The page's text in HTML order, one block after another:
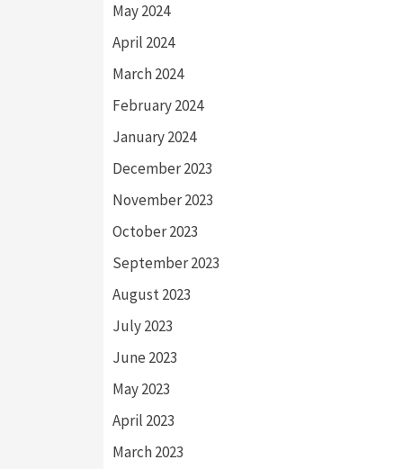
May 2024
April 2024
March 2024
February 2024
January 2024
December 2023
November 2023
October 2023
September 2023
August 2023
July 2023
June 2023
May 2023
April 2023
March 2023